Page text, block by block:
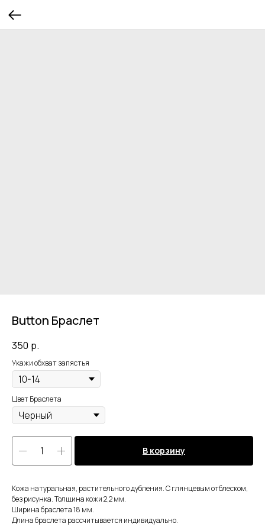
Button Браслет
350 р.
Укажи обхват запястья
Цвет Браслета
В корзину
Кожа натуральная, растительного дубления. С глянцевым отблеском,
без рисунка. Толщина кожи 2,2 мм.
Ширина браслета 18 мм.
Длина браслета рассчитывается индивидуально.